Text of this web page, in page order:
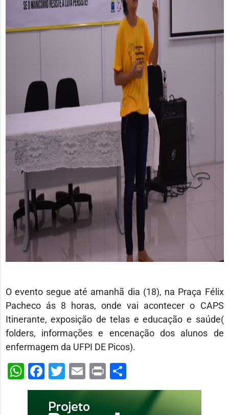
O evento segue até amanhã dia (18), na Praça Félix
Pacheco ás 8 horas, onde vai acontecer o CAPS
Itinerante, exposição de telas e educação e saúde(
folders, informações e encenação dos alunos de
enfermagem da UFPI DE Picos).
WhatsApp
Facebook
Twitter
Email
PrintShare